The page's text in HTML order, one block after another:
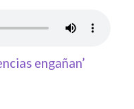
engañan’